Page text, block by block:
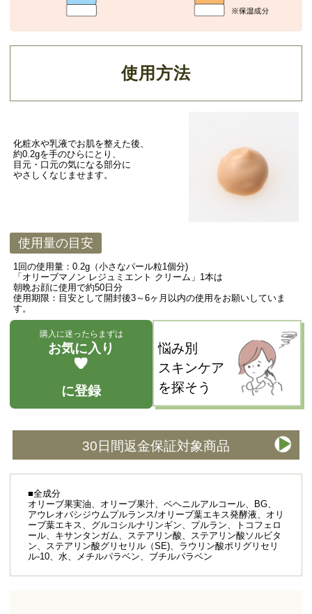
使用方法
化粧水や乳液でお肌を整えた後、
約0.2gを手のひらにとり、
目元・口元の気になる部分に
やさしくなじませます。
使用量の目安
1回の使用量：0.2g（小さなパール粒1個分)
「オリーブマノン レジュミエント クリーム」1本は
朝晩お顔に使用で約50日分
使用期限：目安として開封後3～6ヶ月以内の使用をお願いしていま
す。
購入に迷ったらまずは
お気に入り
に登録
悩み別
スキンケア
を探そう
30日間返金保証対象商品
■全成分
オリーブ果実油、オリーブ果汁、ベヘニルアルコール、BG、
アウレオバシジウムプルランス/オリーブ葉エキス発酵液、オリ
ーブ葉エキス、グルコシルナリンギン、プルラン、トコフェロ
ール、キサンタンガム、ステアリン酸、ステアリン酸ソルビタ
ン、ステアリン酸グリセリル（SE)、ラウリン酸ポリグリセリ
ル-10、水、メチルパラベン、ブチルパラベン